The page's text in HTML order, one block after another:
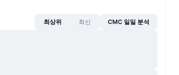
최상위 최신 CMC 일일 분석